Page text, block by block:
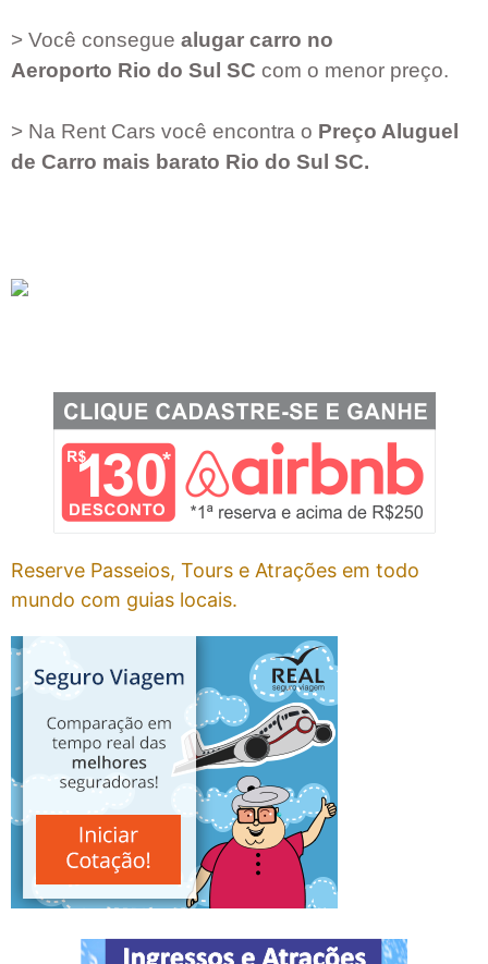
> Você consegue alugar carro no
Aeroporto Rio do Sul SC com o menor preço.
> Na Rent Cars você encontra o Preço Aluguel
de Carro mais barato Rio do Sul SC.
Reserve Passeios, Tours e Atrações em todo
mundo com guias locais.